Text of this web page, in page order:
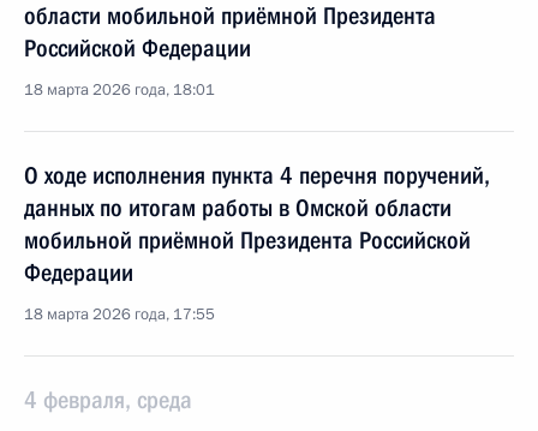
области мобильной приёмной Президента
Российской Федерации
18 марта 2026 года, 18:01
О ходе исполнения пункта 4 перечня поручений,
данных по итогам работы в Омской области
мобильной приёмной Президента Российской
Федерации
18 марта 2026 года, 17:55
4 февраля, среда